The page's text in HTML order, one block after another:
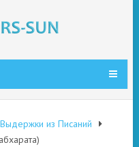
Выдержки из Писаний